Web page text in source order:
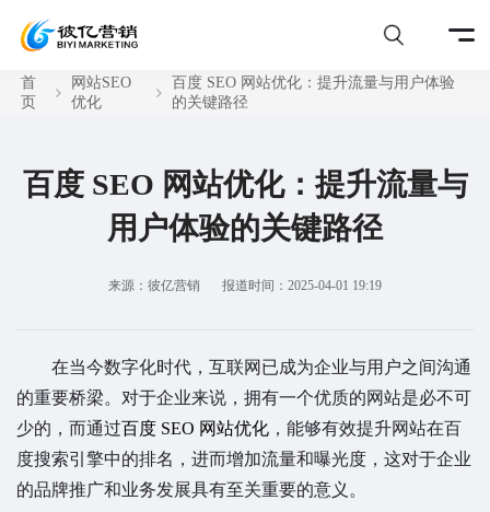
首
页
网站SEO
优化
百度 SEO 网站优化：提升流量与用户体验
的关键路径
百度 SEO 网站优化：提升流量与
用户体验的关键路径
来源：彼亿营销 报道时间：2025-04-01 19:19
在当今数字化时代，互联网已成为企业与用户之间沟通
的重要桥梁。对于企业来说，拥有一个优质的网站是必不可
少的，而通过百度 SEO 网站优化 ，能够有效提升网站在百
度搜索引擎中的排名，进而增加流量和曝光度，这对于企业
的品牌推广和业务发展具有至关重要的意义。